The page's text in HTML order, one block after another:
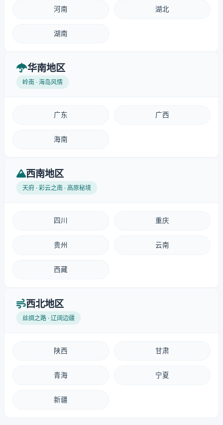
河南 湖北
湖南
华南地区
岭南 · 海岛风情
广东 广西
海南
西南地区
天府 · 彩云之南 · 高原秘境
四川 重庆
贵州 云南
西藏
西北地区
丝绸之路 · 辽阔边疆
陕西 甘肃
青海 宁夏
新疆